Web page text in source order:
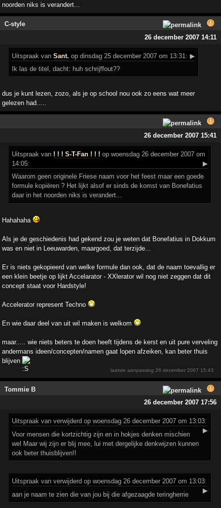
noorden niks is verandert...
C-style
26 december 2007 14:11
Uitspraak vanSant. op dinsdag 25 december 2007 om 13:31: ▶
Ik las de titel, dacht: huh schrijffout??
dus je kunt lezen, zozo, als je op school nou ook zo eens wat meer
gelezen had.....
26 december 2007 15:41
Uitspraak van ! ! ! S-T-Fan ! ! ! op woensdag 26 december 2007 om
14:05:
▶
Waarom geen originele Friese naam voor het feest maar een goede
formule kopiëren ? Het lijkt alsof er sinds de komst van Bonefatius
daar in het noorden niks is verandert...
Hahahaha
Als je de geschiedenis had gekend zou je weten dat Bonefatius in Dokkum
was en niet in Leeuwarden, maargoed, dat terzijde...
Er is niets gekopieerd van welke formule dan ook, dat de naam toevallig er
een klein beetje op lijkt Accelarator - XXlerator wil nog niet zeggen dat dit
concept staat voor Hardstyle!
Accelerator represent Techno
En wie daar deel van uit wil maken is welkom
maar..... wie niets beters te doen heeft tijdens de kerst en uit pure verveling
andermans ideen/concepten/namen gaat lopen afzeiken, kan beter thuis
blijven
laatste aanpassing26 december 2007 15:43
Tommie B
26 december 2007 17:56
Uitspraak van verwijderd op woensdag 26 december 2007 om 13:03:
▶
Voor mensen die kortzichtig zijn en in hokjes denken mischien
wel Maar wij zijn er blij mee, lui met dergelijke denkwijzen kunnen
ook beter thuisblijven!!
Uitspraak van verwijderd op woensdag 26 december 2007 om 13:03:
▶
aan je naam te zien die van jou bij die afgezaagde teringherrie